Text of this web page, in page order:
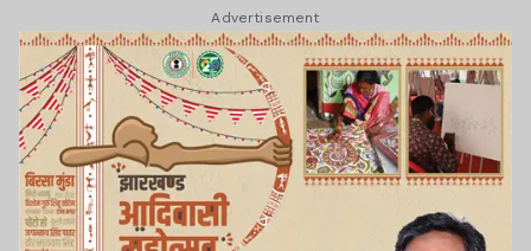
Advertisement